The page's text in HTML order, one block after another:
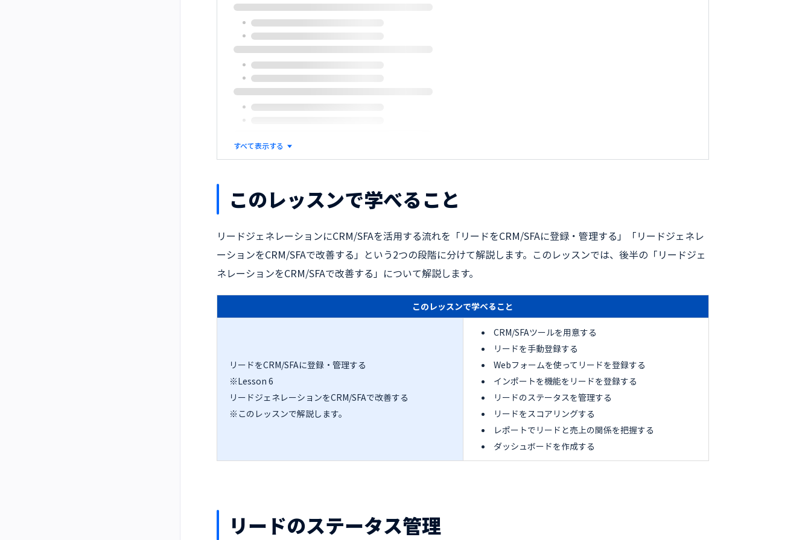
すべて表示する
このレッスンで学べること
リードジェネレーションにCRM/SFAを活用する流れを「リードをCRM/SFAに登録・管理する」「リードジェネレ
ーションをCRM/SFAで改善する」という2つの段階に分けて解説します。このレッスンでは、後半の「リードジェ
ネレーションをCRM/SFAで改善する」について解説します。
このレッスンで学べること
リードをCRM/SFAに登録・管理する
※Lesson 6
リードジェネレーションをCRM/SFAで改善する
※このレッスンで解説します。
CRM/SFAツールを用意する
リードを手動登録する
Webフォームを使ってリードを登録する
インポートを機能をリードを登録する
リードのステータスを管理する
リードをスコアリングする
レポートでリードと売上の関係を把握する
ダッシュボードを作成する
リードのステータス管理